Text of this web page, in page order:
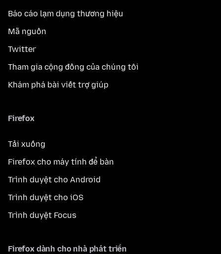
Báo cáo lạm dụng thương hiệu
Mã nguồn
Twitter
Tham gia cộng đồng của chúng tôi
Khám phá bài viết trợ giúp
Firefox
Tải xuống
Firefox cho máy tính để bàn
Trình duyệt cho Android
Trình duyệt cho iOS
Trình duyệt Focus
Firefox dành cho nhà phát triển